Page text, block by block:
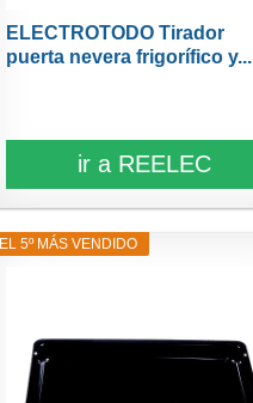
ELECTROTODO Tirador
puerta nevera frigorífico y...
ir a REELEC
EL 5º MÁS VENDIDO